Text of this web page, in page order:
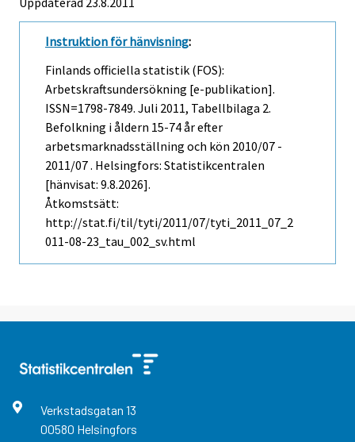
Instruktion för hänvisning:
Finlands officiella statistik (FOS):
Arbetskraftsundersökning [e-publikation].
ISSN=1798-7849. Juli 2011, Tabellbilaga 2.
Befolkning i åldern 15-74 år efter
arbetsmarknadsställning och kön 2010/07 -
2011/07 . Helsingfors: Statistikcentralen
[hänvisat: 9.8.2026].
Åtkomstsätt:
http://stat.fi/til/tyti/2011/07/tyti_2011_07_2
011-08-23_tau_002_sv.html
Verkstadsgatan 13
00580 Helsingfors